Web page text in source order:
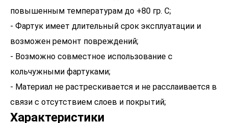
повышенным температурам до +80 гр. С;
- Фартук имеет длительный срок эксплуатации и
возможен ремонт повреждений;
- Возможно совместное использование с
кольчужными фартуками;
- Материал не растрескивается и не расслаивается в
связи с отсутствием слоев и покрытий;
Характеристики